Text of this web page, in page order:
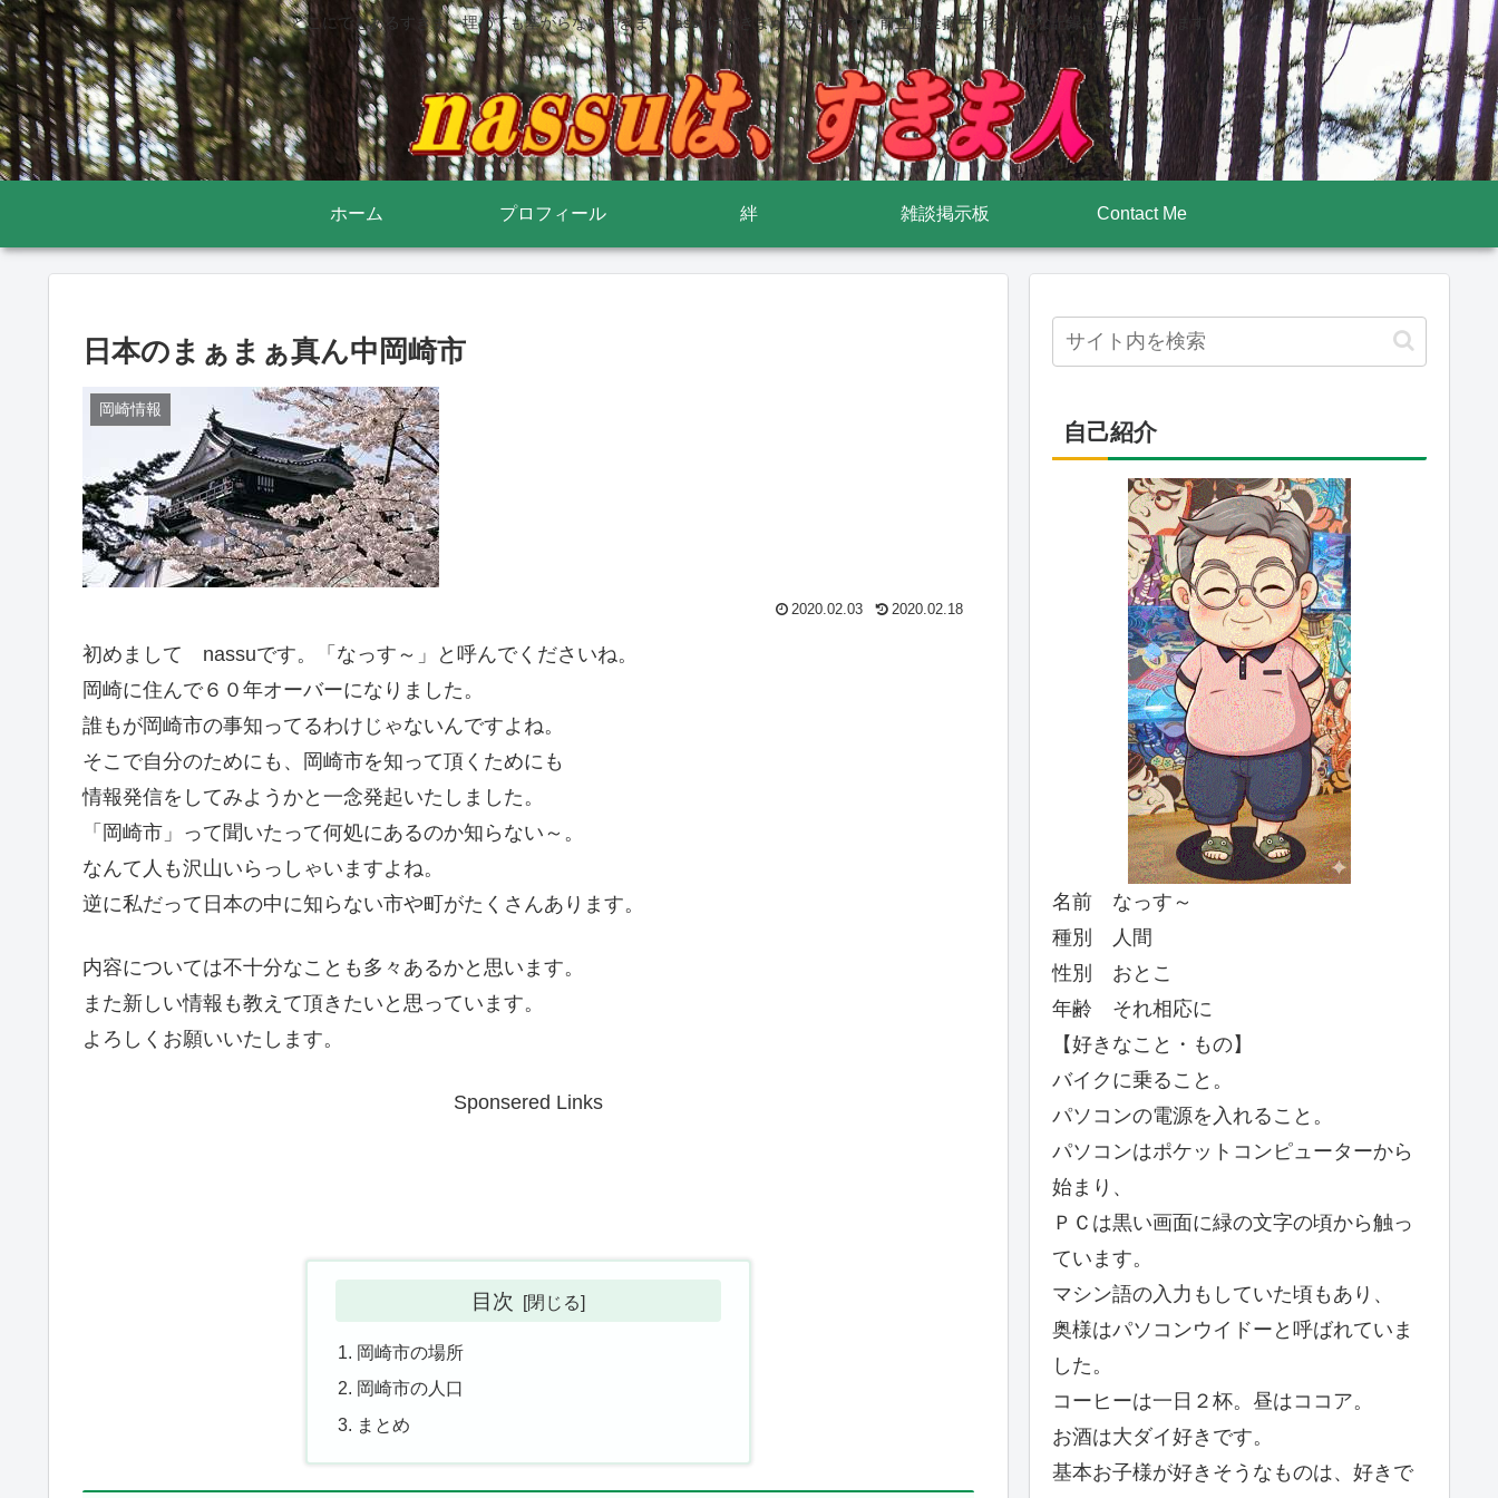
どこにでもあるすきま 埋めても塞がらないすきま nassuはすきまが大好きです 前立腺全摘手術後壮絶な記録も記録しています
ホーム プロフィール 絆 雑談掲示板 Contact Me
日本のまぁまぁ真ん中岡崎市
岡崎情報
2020.02.03 2020.02.18
初めまして nassuです。「なっす～」と呼んでくださいね。
岡崎に住んで６０年オーバーになりました。
誰もが岡崎市の事知ってるわけじゃないんですよね。
そこで自分のためにも、岡崎市を知って頂くためにも
情報発信をしてみようかと一念発起いたしました。
「岡崎市」って聞いたって何処にあるのか知らない～。
なんて人も沢山いらっしゃいますよね。
逆に私だって日本の中に知らない市や町がたくさんあります。
内容については不十分なことも多々あるかと思います。
また新しい情報も教えて頂きたいと思っています。
よろしくお願いいたします。
Sponsered Links
目次
岡崎市の場所
岡崎市の人口
まとめ
自己紹介
名前 なっす～
種別 人間
性別 おとこ
年齢 それ相応に
【好きなこと・もの】
バイクに乗ること。
パソコンの電源を入れること。
パソコンはポケットコンピューターから
始まり、
ＰＣは黒い画面に緑の文字の頃から触っ
ています。
マシン語の入力もしていた頃もあり、
奥様はパソコンウイドーと呼ばれていま
した。
コーヒーは一日２杯。昼はココア。
お酒は大ダイ好きです。
基本お子様が好きそうなものは、好きで